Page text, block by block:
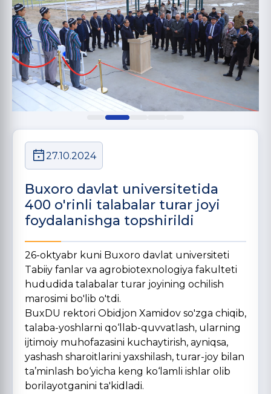
27.10.2024
Buxoro davlat universitetida
400 o'rinli talabalar turar joyi
foydalanishga topshirildi
26-oktyabr kuni Buxoro davlat universiteti
Tabiiy fanlar va agrobiotexnologiya fakulteti
hududida talabalar turar joyining ochilish
marosimi bo'lib o'tdi.
BuxDU rektori Obidjon Xamidov so'zga chiqib,
talaba-yoshlarni qo‘llab-quvvatlash, ularning
ijtimoiy muhofazasini kuchaytirish, ayniqsa,
yashash sharoitlarini yaxshilash, turar-joy bilan
ta’minlash bo‘yicha keng ko‘lamli ishlar olib
borilayotganini ta'kidladi.